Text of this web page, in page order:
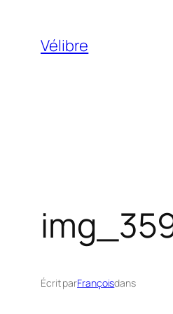
contenu
Vélibre
Écrit parFrançoisdans